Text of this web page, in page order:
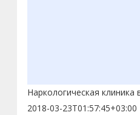
Наркологическая
2018-03-23T01:57:45+03:00